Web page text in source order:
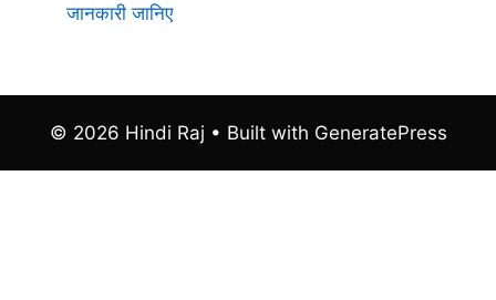
जानकारी जानिए
© 2026 Hindi Raj • Built with GeneratePress